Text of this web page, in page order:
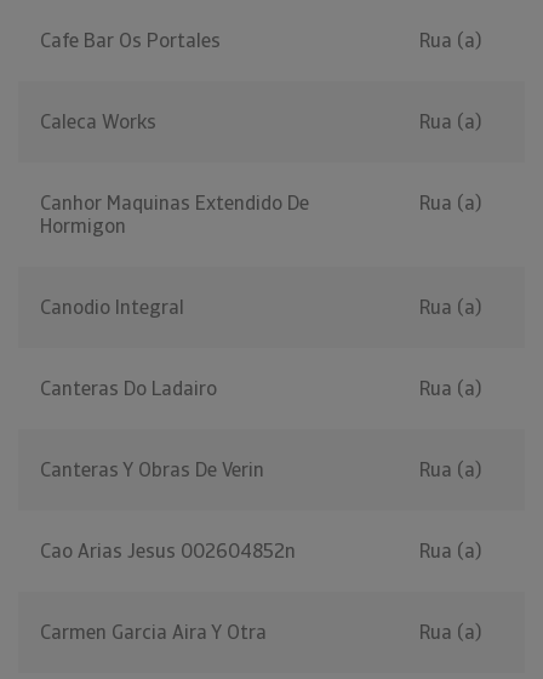
Cafe Bar Os Portales Rua (a)
Caleca Works Rua (a)
Canhor Maquinas Extendido De
Hormigon
Rua (a)
Canodio Integral Rua (a)
Canteras Do Ladairo Rua (a)
Canteras Y Obras De Verin Rua (a)
Cao Arias Jesus 002604852n Rua (a)
Carmen Garcia Aira Y Otra Rua (a)